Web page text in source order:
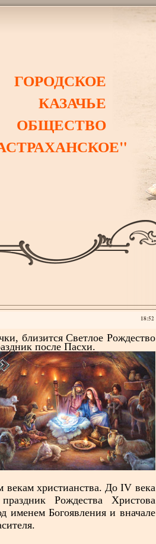
ГОРОДСКОЕ
КАЗАЧЬЕ
ОБЩЕСТВО
18:52
близится Светлое Рождество
после Пасхи.
векам христианства. До IV века
Рождества Христова
именем Богоявления и вначале